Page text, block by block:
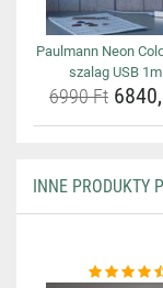
Paulmann Neon
szalag USB
6990 Ft
INNE PRODUKTY